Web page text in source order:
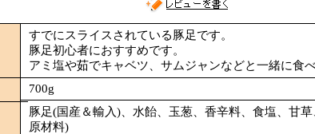
すでにスライスされている豚足です。
豚足初心者におすすめです。
アミ塩や茹でキャベツ、サムジャンなどと一緒に食
700g
豚足(国産＆輸入)、水飴、玉葱、香辛料、食塩、甘
原材料)